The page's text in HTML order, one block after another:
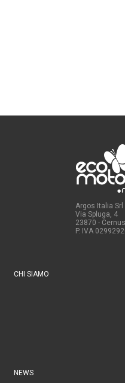
Argos Italia Srl
Via Spluga, 4
23870 -
P. IVA
CHI SIAMO
NEWS